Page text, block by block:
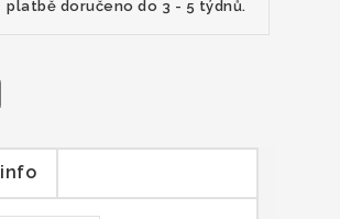
platbě doručeno do 3 - 5 týdnů.